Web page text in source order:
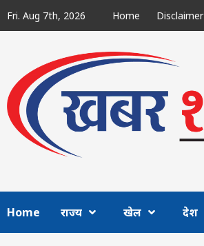
to
Fri. Aug 7th, 2026 Home Disclaimer
Home राज्य खेल देश